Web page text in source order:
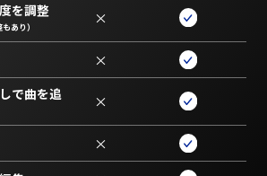
を調整
あり） ×
×
で曲を追
×
×